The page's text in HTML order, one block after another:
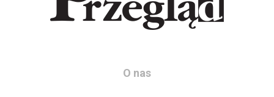
O nas